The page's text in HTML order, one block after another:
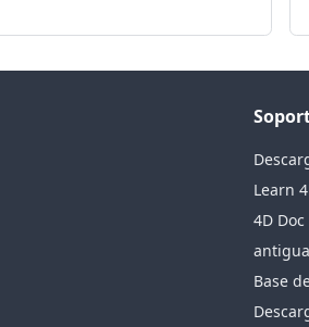
Learn
4D
Base